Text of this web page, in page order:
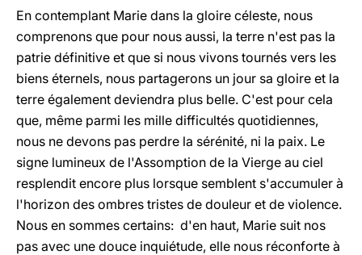
En contemplant Marie dans la gloire céleste, nous
comprenons que pour nous aussi, la terre n'est pas la
patrie définitive et que si nous vivons tournés vers les
biens éternels, nous partagerons un jour sa gloire et la
terre également deviendra plus belle. C'est pour cela
que, même parmi les mille difficultés quotidiennes,
nous ne devons pas perdre la sérénité, ni la paix. Le
signe lumineux de l'Assomption de la Vierge au ciel
resplendit encore plus lorsque semblent s'accumuler à
l'horizon des ombres tristes de douleur et de violence.
Nous en sommes certains: d'en haut, Marie suit nos
pas avec une douce inquiétude, elle nous réconforte à